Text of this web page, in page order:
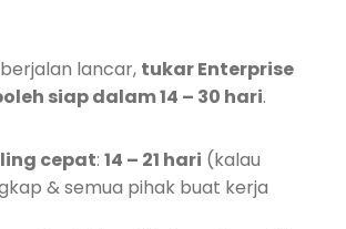
lancar, tukar Enterprise
siap dalam 14 – 30 hari.
cepat:14 – 21 hari (kalau
& semua pihak buat kerja